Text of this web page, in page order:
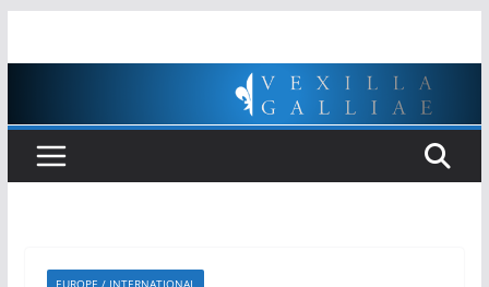
EUROPE / INTERNATIONAL